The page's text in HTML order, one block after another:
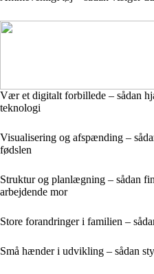
Vær et digitalt forbillede – sådan
teknologi
Visualisering og afspænding –
fødslen
Struktur og planlægning – sådan
arbejdende mor
Store forandringer i familien –
Små hænder i udvikling – sådan